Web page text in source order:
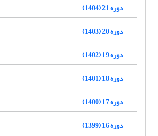
دوره 21 (1404)
دوره 20 (1403)
دوره 19 (1402)
دوره 18 (1401)
دوره 17 (1400)
دوره 16 (1399)